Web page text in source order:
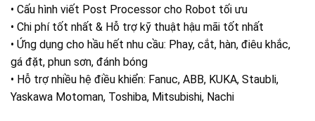
• Cấu hình viết Post Processor cho Robot tối ưu
• Chi phí tốt nhất & Hỗ trợ kỹ thuật hậu mãi tốt nhất
• Ứng dụng cho hầu hết nhu cầu: Phay, cắt, hàn, điêu khắc,
gá đặt, phun sơn, đánh bóng
• Hỗ trợ nhiều hệ điều khiển: Fanuc, ABB, KUKA, Staubli,
Yaskawa Motoman, Toshiba, Mitsubishi, Nachi